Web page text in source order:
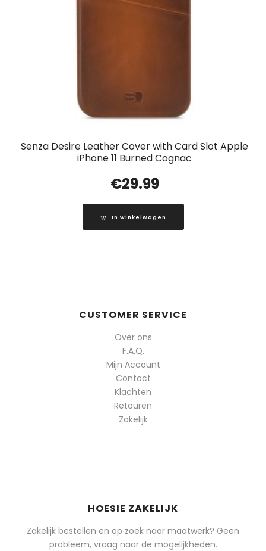
Senza Desire Leather Cover with Card Slot Apple
iPhone 11 Burned Cognac
€29.99
In winkelwagen
CUSTOMER SERVICE
Over ons
F.A.Q.
Mijn Account
Contact
Klachten
Retouren
Zakelijk
HOESIE ZAKELIJK
Zakelijk bestellen en op zoek naar maatwerk? Geen
probleem, vraag naar de mogelijkheden.